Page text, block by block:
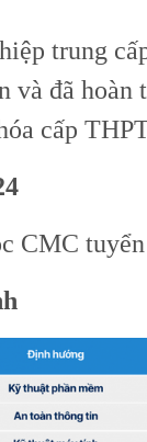
trung
và đã hoàn
cấp
CMC